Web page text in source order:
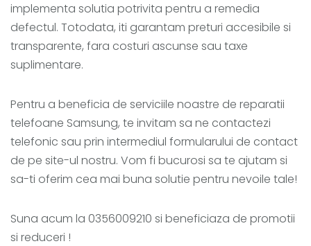
implementa solutia potrivita pentru a remedia
defectul. Totodata, iti garantam preturi accesibile si
transparente, fara costuri ascunse sau taxe
suplimentare.
Pentru a beneficia de serviciile noastre de reparatii
telefoane Samsung, te invitam sa ne contactezi
telefonic sau prin intermediul formularului de contact
de pe site-ul nostru. Vom fi bucurosi sa te ajutam si
sa-ti oferim cea mai buna solutie pentru nevoile tale!
Suna acum la 0356009210 si beneficiaza de promotii
si reduceri !